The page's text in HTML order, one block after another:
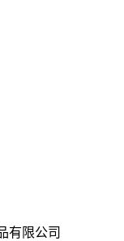
有限公司